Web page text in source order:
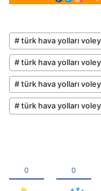
# türk hava yolları
# türk hava yolları
# türk hava yolları
# türk hava yolları